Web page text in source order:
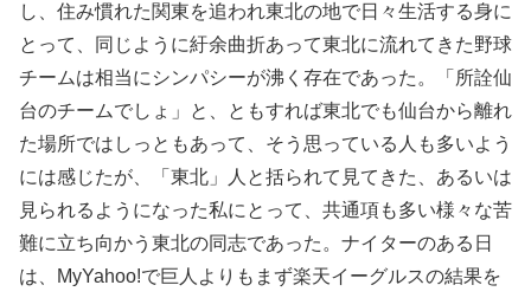
し、住み慣れた関東を追われ東北の地で日々生活する身に
とって、同じように紆余曲折あって東北に流れてきた野球
チームは相当にシンパシーが沸く存在であった。「所詮仙
台のチームでしょ」と、ともすれば東北でも仙台から離れ
た場所ではしっともあって、そう思っている人も多いよう
には感じたが、「東北」人と括られて見てきた、あるいは
見られるようになった私にとって、共通項も多い様々な苦
難に立ち向かう東北の同志であった。ナイターのある日
は、MyYahoo!で巨人よりもまず楽天イーグルスの結果を